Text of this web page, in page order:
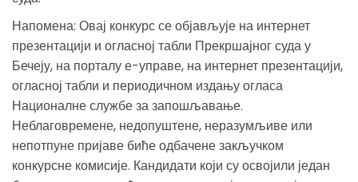
Напомена: Овај конкурс се објављује на интернет
презентацији и огласној табли Прекршајног суда у
Бечеју, на порталу е-управе, на интернет презентацији,
огласној табли и периодичном издању огласа
Националне службе за запошљавање.
Неблаговремене, недопуштене, неразумљиве или
непотпуне пријаве биће одбачене закључком
конкурсне комисије. Кандидати који су освојили један